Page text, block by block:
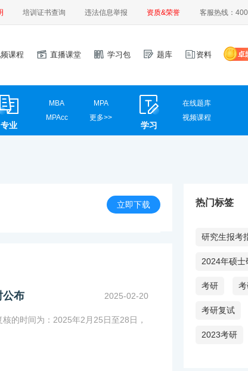
培训证书查询 违法信息举报 资质&荣誉 客服热线：
课程 直播课堂 学习包 题库 资料
专业
MBA
MPA
MPAcc
更多>>
网信安全
学习
在线题库
视频课程
立即下载
公布 2025-02-20
的时间为：2025年2月25日至28日，
热门标签
研究生报考
2024年硕士
考研
考研复试
2023考研